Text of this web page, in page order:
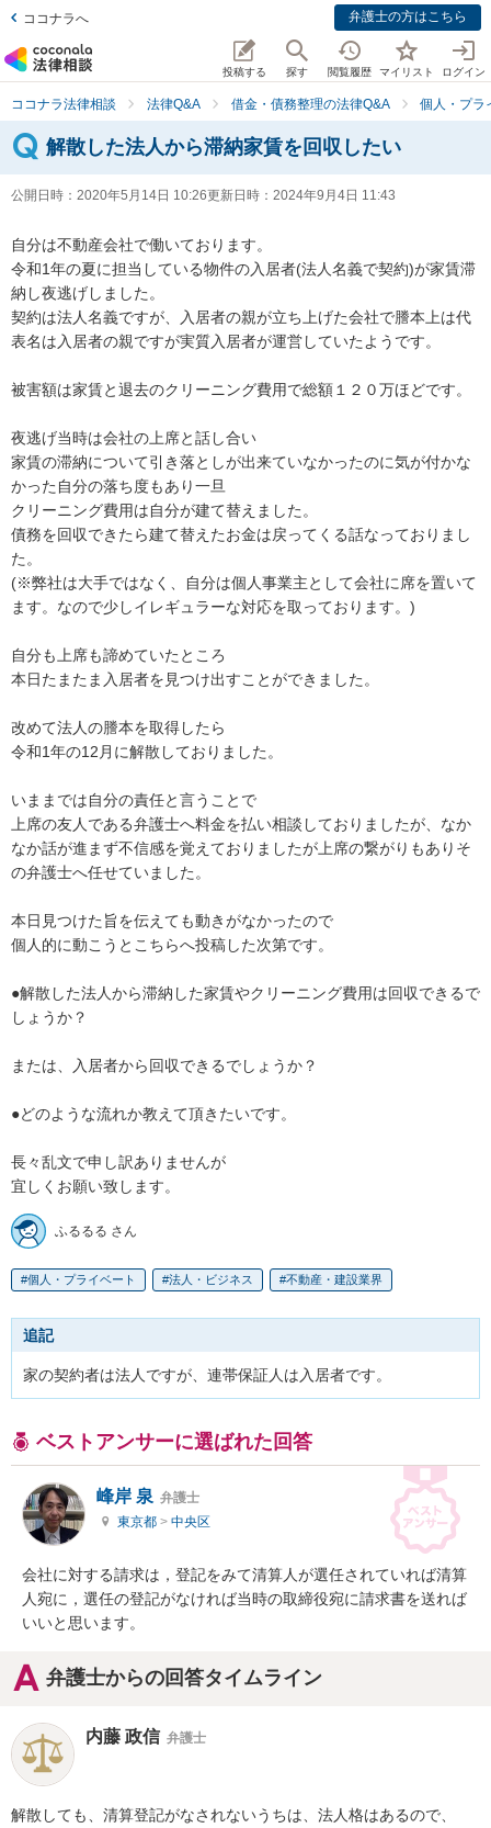
ココナラへ 弁護士の方はこちら
投稿する 探す 閲覧履歴 マイリスト ログイン
ココナラ法律相談 法律Q&A 借金・債務整理の法律Q&A 個人・プラ
解散した法人から滞納家賃を回収したい
公開日時： 2020年5月14日 10:26更新日時： 2024年9月4日 11:43
自分は不動産会社で働いております。
令和1年の夏に担当している物件の入居者(法人名義で契約)が家賃滞
納し夜逃げしました。
契約は法人名義ですが、入居者の親が立ち上げた会社で謄本上は代
表名は入居者の親ですが実質入居者が運営していたようです。
被害額は家賃と退去のクリーニング費用で総額１２０万ほどです。
夜逃げ当時は会社の上席と話し合い
家賃の滞納について引き落としが出来ていなかったのに気が付かな
かった自分の落ち度もあり一旦
クリーニング費用は自分が建て替えました。
債務を回収できたら建て替えたお金は戻ってくる話なっておりまし
た。
(※弊社は大手ではなく、自分は個人事業主として会社に席を置いて
ます。なので少しイレギュラーな対応を取っております。)
自分も上席も諦めていたところ
本日たまたま入居者を見つけ出すことができました。
改めて法人の謄本を取得したら
令和1年の12月に解散しておりました。
いままでは自分の責任と言うことで
上席の友人である弁護士へ料金を払い相談しておりましたが、なか
なか話が進まず不信感を覚えておりましたが上席の繋がりもありそ
の弁護士へ任せていました。
本日見つけた旨を伝えても動きがなかったので
個人的に動こうとこちらへ投稿した次第です。
●解散した法人から滞納した家賃やクリーニング費用は回収できるで
しょうか？
または、入居者から回収できるでしょうか？
●どのような流れか教えて頂きたいです。
長々乱文で申し訳ありませんが
ふるるる さん
個人・プライベート 法人・ビジネス 不動産・建設業界
追記
家の契約者は法人ですが、連帯保証人は入居者です。
ベストアンサーに選ばれた回答
峰岸 泉 弁護士
東京都 > 中央区
会社に対する請求は，登記をみて清算人が選任されていれば清算
人宛に，選任の登記がなければ当時の取締役宛に請求書を送れば
いいと思います。
弁護士からの回答タイムライン
内藤 政信 弁護士
解散しても、清算登記がなされないうちは、法人格はあるので、